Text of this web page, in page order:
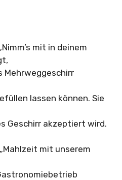
mit in deinem
Mehrweggeschirr
lassen können. Sie
Geschirr akzeptiert wird.
mit unserem